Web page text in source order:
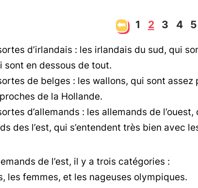
⬅ 1 2 3 4 5
d’irlandais : les irlandais du sud, qui
sont en dessous de tout.
de belges : les wallons, qui sont
de la Hollande.
d’allemands : les allemands de
des l’est, qui s’entendent très bien avec
de l’est, il y a trois catégories :
les femmes, et les nageuses olympiques.